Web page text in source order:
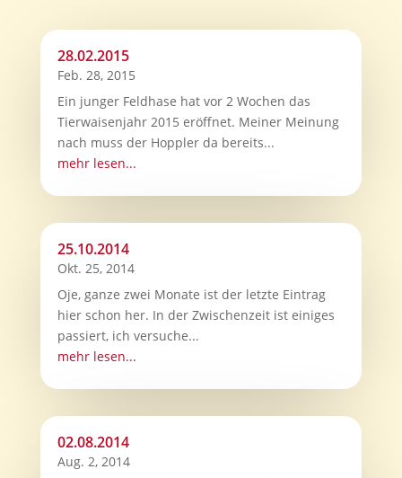
28.02.2015
Feb. 28, 2015
Ein junger Feldhase hat vor 2 Wochen das
Tierwaisenjahr 2015 eröffnet. Meiner Meinung
nach muss der Hoppler da bereits...
mehr lesen...
25.10.2014
Okt. 25, 2014
Oje, ganze zwei Monate ist der letzte Eintrag
hier schon her. In der Zwischenzeit ist einiges
passiert, ich versuche...
mehr lesen...
02.08.2014
Aug. 2, 2014